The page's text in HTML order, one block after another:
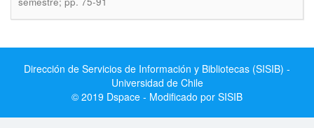
Dirección de Servicios de Información y Bibliotecas (SISIB) -
Universidad de Chile
© 2019 Dspace - Modificado por SISIB